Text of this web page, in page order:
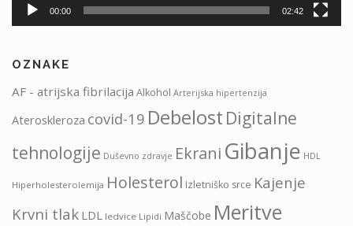
00:00 02:42
OZNAKE
AF - atrijska fibrilacija Alkohol Arterijska hipertenzija
Ateroskleroza covid-19 Debelost Digitalne
tehnologije Duševno zdravje Ekrani Gibanje HDL
Hiperholesterolemija Holesterol Izletniško srce Kajenje
Krvni tlak LDL ledvice Lipidi Maščobe Meritve